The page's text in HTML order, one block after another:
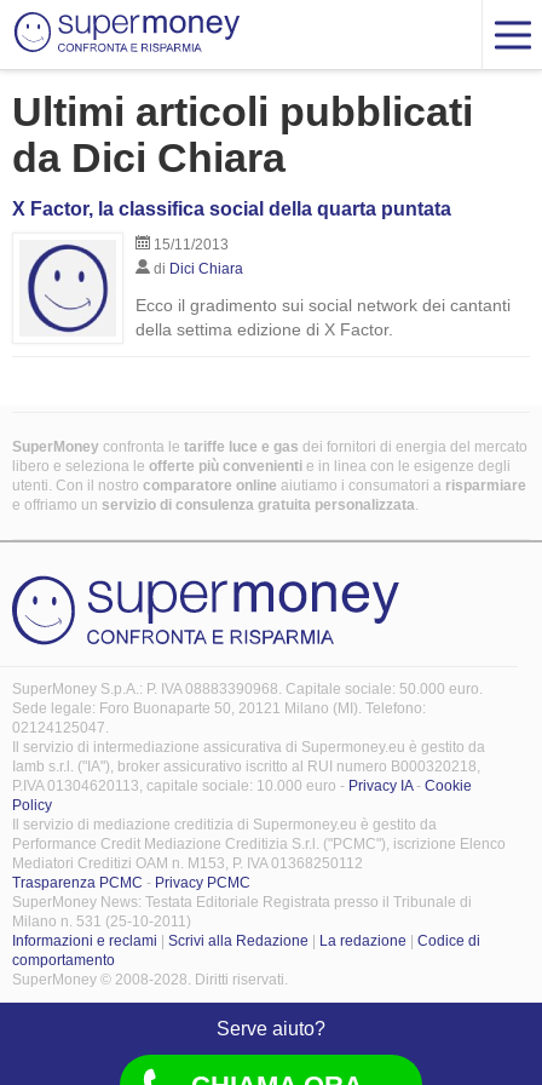
Ultimi articoli pubblicati
da Dici Chiara
X Factor, la classifica social della quarta puntata
15/11/2013
di Dici Chiara
Ecco il gradimento sui social network dei cantanti
della settima edizione di X Factor.
SuperMoney confronta le tariffe luce e gas dei fornitori di energia del mercato
libero e seleziona le offerte più convenienti e in linea con le esigenze degli
utenti. Con il nostro comparatore online aiutiamo i consumatori a risparmiare
e offriamo un servizio di consulenza gratuita personalizzata.
SuperMoney S.p.A.: P. IVA 08883390968. Capitale sociale: 50.000 euro.
Sede legale: Foro Buonaparte 50, 20121 Milano (MI). Telefono:
02124125047.
Il servizio di intermediazione assicurativa di Supermoney.eu è gestito da
Iamb s.r.l. ("IA"), broker assicurativo iscritto al RUI numero B000320218,
P.IVA 01304620113, capitale sociale: 10.000 euro - Privacy IA- Cookie
Policy
Il servizio di mediazione creditizia di Supermoney.eu è gestito da
Performance Credit Mediazione Creditizia S.r.l. ("PCMC"), iscrizione Elenco
Mediatori Creditizi OAM n. M153, P. IVA 01368250112
Trasparenza PCMC - Privacy PCMC
SuperMoney News: Testata Editoriale Registrata presso il Tribunale di
Milano n. 531 (25-10-2011)
Informazioni e reclami
Scrivi alla Redazione La redazione
Codice di
comportamento
SuperMoney © 2008-2028. Diritti riservati.
Serve aiuto?